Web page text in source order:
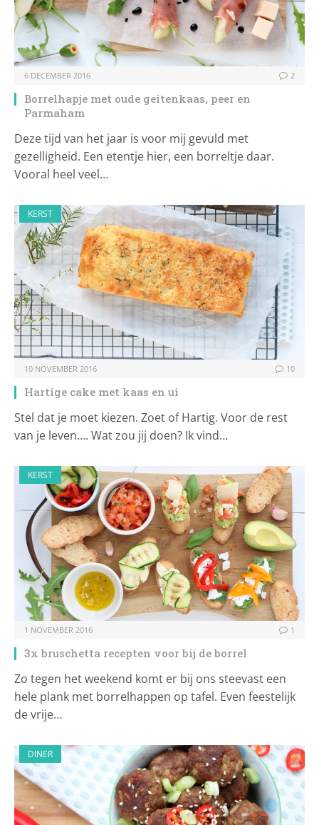
6 DECEMBER 2016 2
Borrelhapje met oude geitenkaas, peer en
Parmaham
Deze tijd van het jaar is voor mij gevuld met
gezelligheid. Een etentje hier, een borreltje daar.
Vooral heel veel…
KERST
10 NOVEMBER 2016 10
Hartige cake met kaas en ui
Stel dat je moet kiezen. Zoet of Hartig. Voor de rest
van je leven…. Wat zou jij doen? Ik vind…
KERST
1 NOVEMBER 2016 1
3x bruschetta recepten voor bij de borrel
Zo tegen het weekend komt er bij ons steevast een
hele plank met borrelhappen op tafel. Even feestelijk
de vrije…
DINER